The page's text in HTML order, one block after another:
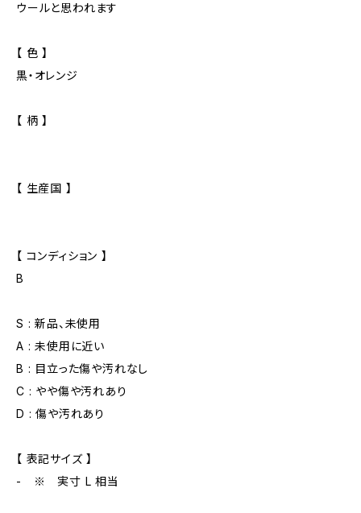
ウールと思われます
【 色 】
黒・オレンジ
【 柄 】
【 生産国 】
【 コンディション 】
B
S : 新品、未使用
A : 未使用に近い
B : 目立った傷や汚れなし
C : やや傷や汚れあり
D : 傷や汚れあり
【 表記サイズ 】
- ※ 実寸 L 相当